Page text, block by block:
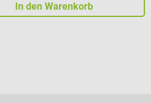
In den Warenkorb